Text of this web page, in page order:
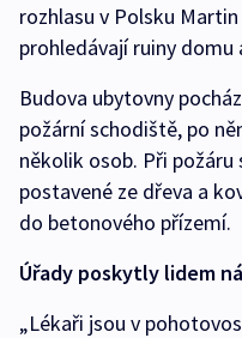
rozhlasu v Polsku
prohledávají ruiny
Budova ubytovny
požární schodiště, po
několik osob. Při
postavené ze dřeva a
do betonového přízemí.
Úřady poskytly lidem
„Lékaři jsou v